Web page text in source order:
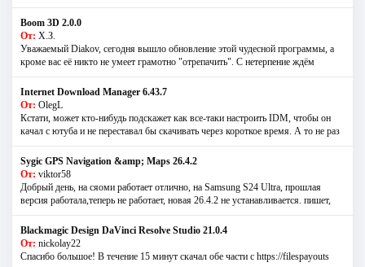
Boom 3D 2.0.0
От: Х.З.
Уважаемый Diakov, сегодня вышло обновление этой чудесной программы, а
кроме вас её никто не умеет грамотно "отрепачить". С нетерпение ждём
Internet Download Manager 6.43.7
От: OlegL
Кстати, может кто-нибудь подскажет как все-таки настроить IDM, чтобы он
качал с ютуба и не переставал бы скачивать через короткое время. А то не раз
Sygic GPS Navigation &amp; Maps 26.4.2
От: viktor58
Добрый день, на сяоми работает отлично, на Samsung S24 Ultra, прошлая
версия работала,теперь не работает, новая 26.4.2 не устанавливается. пишет,
Blackmagic Design DaVinci Resolve Studio 21.0.4
От: nickolay22
Спасибо большое! В течение 15 минут скачал обе части с https://filespayouts